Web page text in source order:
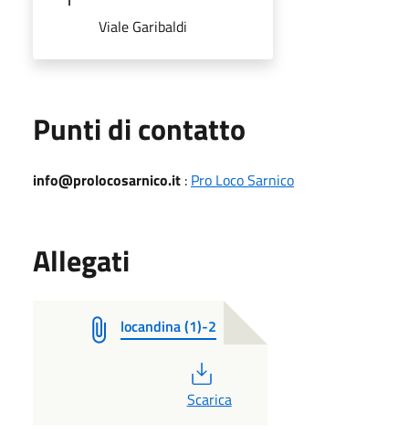
Viale Garibaldi
Punti di contatto
info@prolocosarnico.it : Pro Loco Sarnico
Allegati
locandina (1)-2
PDF
Scarica